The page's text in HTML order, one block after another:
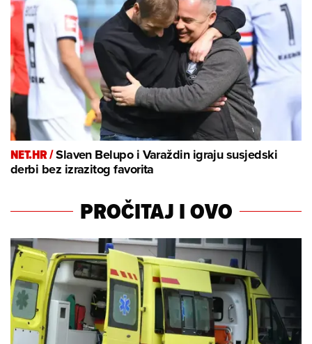
NET.HR /Slaven Belupo i Varaždin igraju susjedski
derbi bez izrazitog favorita
PROČITAJ I OVO